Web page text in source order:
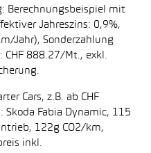
Berechnungsbeispiel mit
Jahreszins: 0,9%,
Jahr), Sonderzahlung
CHF 888.27/Mt., exkl.
Cars, z.B. ab CHF
Skoda Fabia Dynamic, 115
122g CO2/km,
inkl.